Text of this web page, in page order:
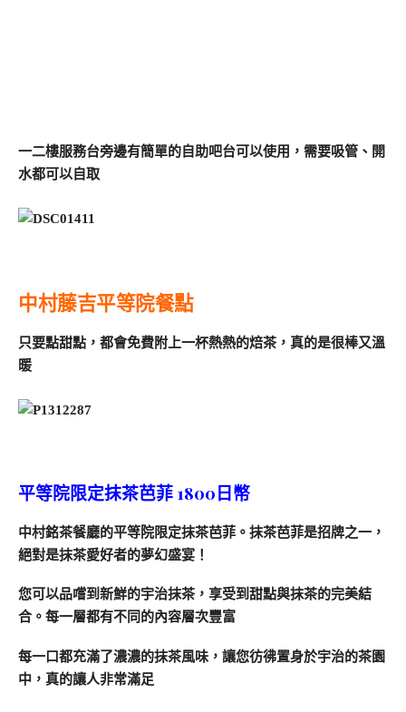
一二樓服務台旁邊有簡單的自助吧台可以使用，需要吸管、開
水都可以自取
中村藤吉平等院餐點
只要點甜點，都會免費附上一杯熱熱的焙茶，真的是很棒又溫
暖
平等院限定抹茶芭菲 1800日幣
中村銘茶餐廳的平等院限定抹茶芭菲。抹茶芭菲是招牌之一，
絕對是抹茶愛好者的夢幻盛宴！
您可以品嚐到新鮮的宇治抹茶，享受到甜點與抹茶的完美結
合。每一層都有不同的內容層次豐富
每一口都充滿了濃濃的抹茶風味，讓您彷彿置身於宇治的茶園
中，真的讓人非常滿足